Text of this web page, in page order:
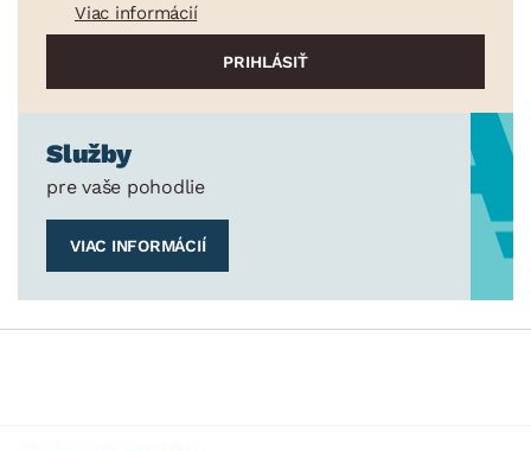
Viac informácií
Služby
pre vaše pohodlie
VIAC INFORMÁCIÍ